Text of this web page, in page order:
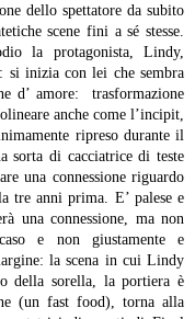
dello spettatore da subito
scene fini a sé stesse.
la protagonista, Lindy,
si inizia con lei che sembra
d’ amore: trasformazione
anche come l’incipit,
ripreso durante il
sorta di cacciatrice di teste
una connessione riguardo
tre anni prima. E’ palese e
una connessione, ma non
e non giustamente e
la scena in cui Lindy
della sorella, la portiera è
(un fast food), torna alla